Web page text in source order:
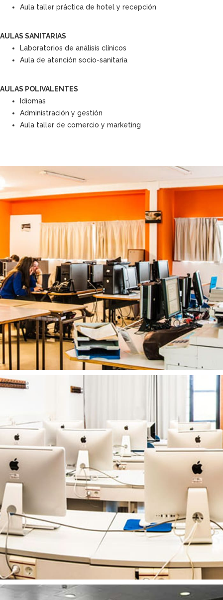
Aula taller práctica de hotel y recepción
AULAS SANITARIAS
Laboratorios de análisis clínicos
Aula de atención socio-sanitaria
AULAS POLIVALENTES
Idiomas
Administración y gestión
Aula taller de comercio y marketing